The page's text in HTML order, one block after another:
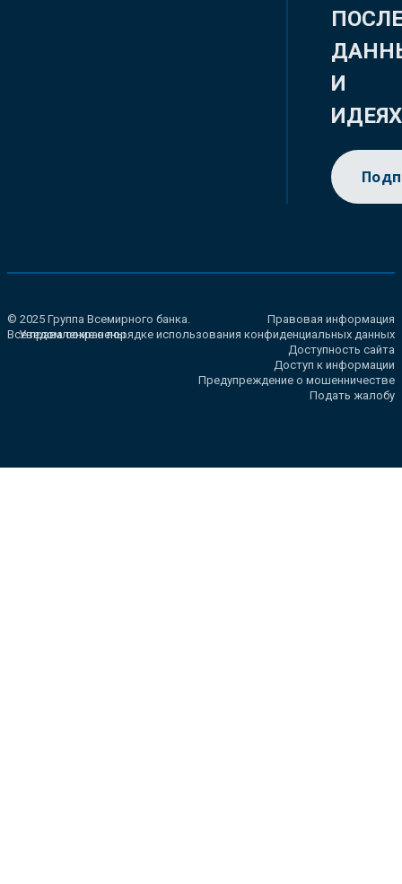
И
ИДЕЯХ
© 2025 Группа Всемирного банка.
Все права сохранены.
Правовая информация
Уведомление о порядке использования конфиденциальных данных
Доступность сайта
Доступ к информации
Предупреждение о мошенничестве
Подать жалобу